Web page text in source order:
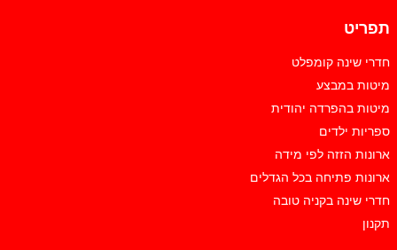
תפריט
חדרי שינה קומפלט
מיטות במבצע
מיטות בהפרדה יהודית
ספריות ילדים
ארונות הזזה לפי מידה
ארונות פתיחה בכל הגדלים
חדרי שינה בקניה טובה
תקנון